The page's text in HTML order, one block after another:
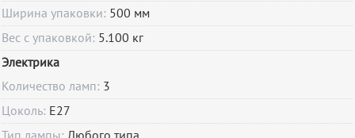
Ширина упаковки: 500 мм
Вес с упаковкой: 5.100 кг
Электрика
Количество ламп: 3
Цоколь: E27